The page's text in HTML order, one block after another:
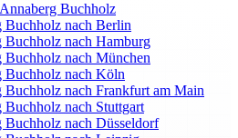
Buchholz
Buchholz nach Berlin
nach Hamburg
nach München
Buchholz nach Köln
nach Frankfurt am Main
nach Stuttgart
nach Düsseldorf